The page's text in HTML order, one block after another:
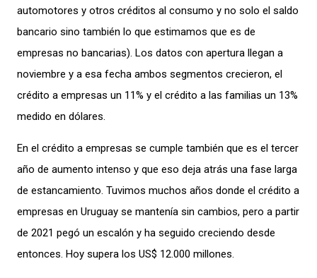
automotores y otros créditos al consumo y no solo el saldo
bancario sino también lo que estimamos que es de
empresas no bancarias). Los datos con apertura llegan a
noviembre y a esa fecha ambos segmentos crecieron, el
crédito a empresas un 11% y el crédito a las familias un 13%
medido en dólares.
En el crédito a empresas se cumple también que es el tercer
año de aumento intenso y que eso deja atrás una fase larga
de estancamiento. Tuvimos muchos años donde el crédito a
empresas en Uruguay se mantenía sin cambios, pero a partir
de 2021 pegó un escalón y ha seguido creciendo desde
entonces. Hoy supera los US$ 12.000 millones.